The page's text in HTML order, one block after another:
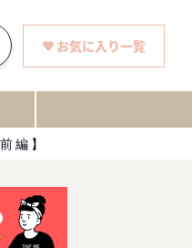
お気に入り一覧
編】